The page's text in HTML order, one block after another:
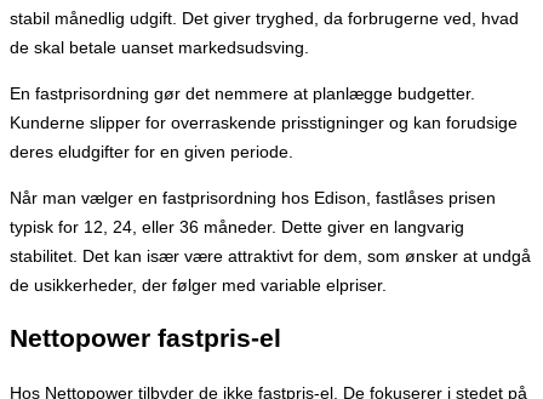
stabil månedlig udgift. Det giver tryghed, da forbrugerne ved, hvad
de skal betale uanset markedsudsving.
En fastprisordning gør det nemmere at planlægge budgetter.
Kunderne slipper for overraskende prisstigninger og kan forudsige
deres eludgifter for en given periode.
Når man vælger en fastprisordning hos Edison, fastlåses prisen
typisk for 12, 24, eller 36 måneder. Dette giver en langvarig
stabilitet. Det kan især være attraktivt for dem, som ønsker at undgå
de usikkerheder, der følger med variable elpriser.
Nettopower fastpris-el
Hos Nettopower tilbyder de ikke fastpris-el. De fokuserer i stedet på